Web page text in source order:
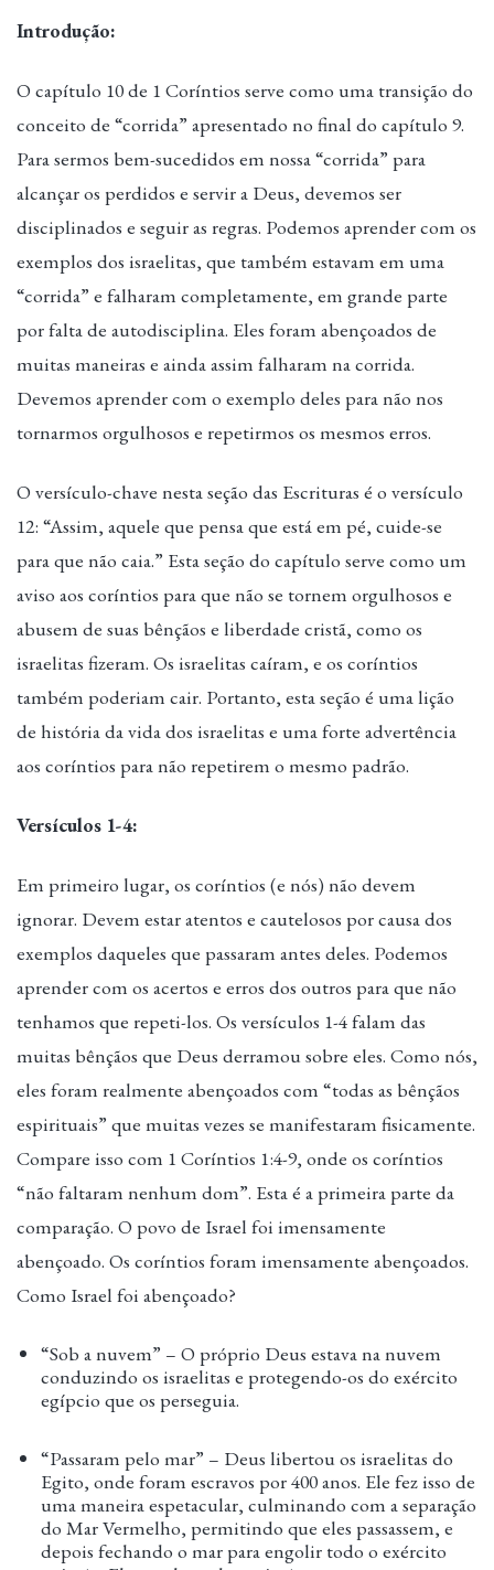
Introdução:
O capítulo 10 de 1 Coríntios serve como uma transição do
conceito de “corrida” apresentado no final do capítulo 9.
Para sermos bem-sucedidos em nossa “corrida” para
alcançar os perdidos e servir a Deus, devemos ser
disciplinados e seguir as regras. Podemos aprender com os
exemplos dos israelitas, que também estavam em uma
“corrida” e falharam completamente, em grande parte
por falta de autodisciplina. Eles foram abençoados de
muitas maneiras e ainda assim falharam na corrida.
Devemos aprender com o exemplo deles para não nos
tornarmos orgulhosos e repetirmos os mesmos erros.
O versículo-chave nesta seção das Escrituras é o versículo
12: “Assim, aquele que pensa que está em pé, cuide-se
para que não caia.” Esta seção do capítulo serve como um
aviso aos coríntios para que não se tornem orgulhosos e
abusem de suas bênçãos e liberdade cristã, como os
israelitas fizeram. Os israelitas caíram, e os coríntios
também poderiam cair. Portanto, esta seção é uma lição
de história da vida dos israelitas e uma forte advertência
aos coríntios para não repetirem o mesmo padrão.
Versículos 1-4:
Em primeiro lugar, os coríntios (e nós) não devem
ignorar. Devem estar atentos e cautelosos por causa dos
exemplos daqueles que passaram antes deles. Podemos
aprender com os acertos e erros dos outros para que não
tenhamos que repeti-los. Os versículos 1-4 falam das
muitas bênçãos que Deus derramou sobre eles. Como nós,
eles foram realmente abençoados com “todas as bênçãos
espirituais” que muitas vezes se manifestaram fisicamente.
Compare isso com 1 Coríntios 1:4-9, onde os coríntios
“não faltaram nenhum dom”. Esta é a primeira parte da
comparação. O povo de Israel foi imensamente
abençoado. Os coríntios foram imensamente abençoados.
Como Israel foi abençoado?
“Sob a nuvem” – O próprio Deus estava na nuvem
conduzindo os israelitas e protegendo-os do exército
egípcio que os perseguia.
“Passaram pelo mar” – Deus libertou os israelitas do
Egito, onde foram escravos por 400 anos. Ele fez isso de
uma maneira espetacular, culminando com a separação
do Mar Vermelho, permitindo que eles passassem, e
depois fechando o mar para engolir todo o exército